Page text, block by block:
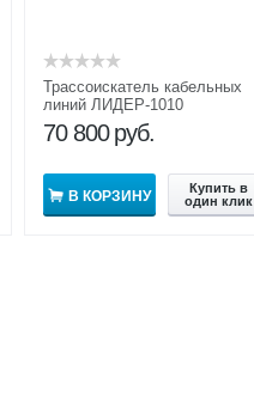
Трассоискатель кабельных
линий ЛИДЕР-1010
70 800 руб.
В КОРЗИНУ
Купить в
один клик